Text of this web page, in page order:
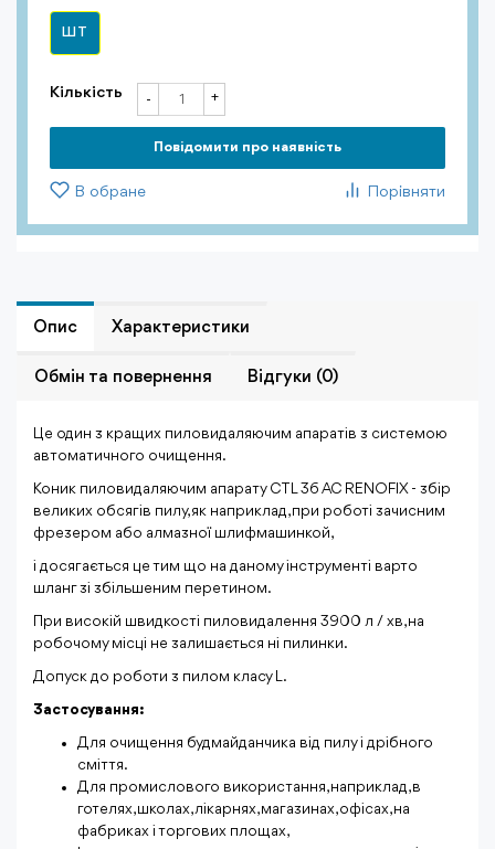
ШТ
Кількість +
-
Повiдомити про наявність
Порівняти
В обране
Опис Характеристики
Обмiн та повернення Відгуки (0)
Це один з кращих пиловидаляючим апаратів з системою
автоматичного очищення.
Коник пиловидаляючим апарату CTL 36 AC RENOFIX - збір
великих обсягів пилу, як наприклад, при роботі зачисним
фрезером або алмазної шлифмашинкой,
і досягається це тим що на даному інструменті варто
шланг зі збільшеним перетином.
При високій швидкості пиловидалення 3900 л / хв, на
робочому місці не залишається ні пилинки.
Допуск до роботи з пилом класу L.
Застосування:
Для очищення будмайданчика від пилу і дрібного
сміття.
Для промислового використання, наприклад, в
готелях, школах, лікарнях, магазинах, офісах, на
фабриках і торгових площах,